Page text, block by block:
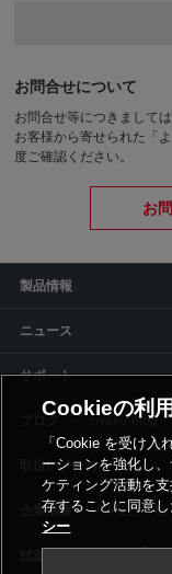
お問合せについて
お問合せ等につきましては
お客様から寄せられた「
度ご確認ください。
お
製品情報
ニュース
サポート
siyaku-blog
取扱いメーカー
事業所一覧
Cookieの利
「Cookie を受け入
ーションを強化し
ケティング活動を
存することに同意
シー